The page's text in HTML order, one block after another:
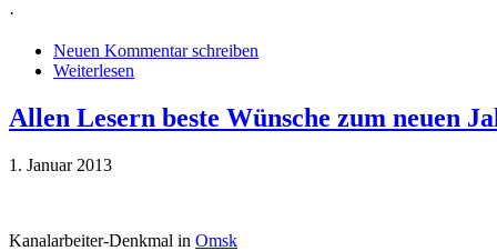
·
Neuen Kommentar schreiben
Weiterlesen
Allen Lesern beste Wünsche zum neuen
1. Januar 2013
Kanalarbeiter-Denkmal in Omsk